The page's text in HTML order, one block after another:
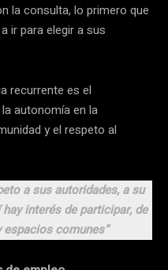
la consulta, lo primero que
ir para elegir a sus
recurrente es el
autonomía en la
y el respeto al
a sus autoridades, a su
interés de participar, de
comunes”